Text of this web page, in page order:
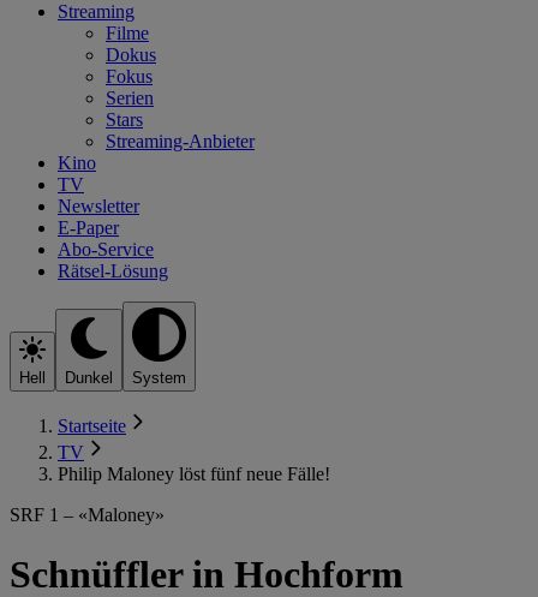
Streaming
Filme
Dokus
Fokus
Serien
Stars
Streaming-Anbieter
Kino
TV
Newsletter
E-Paper
Abo-Service
Rätsel-Lösung
Hell Dunkel System
Startseite
TV
Philip Maloney löst fünf neue Fälle!
SRF 1 – «Maloney»
Schnüffler in Hochform